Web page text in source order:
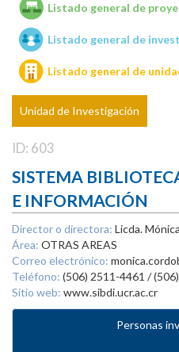
Unidades de
Listado general de
Listado general de
Listado general de
Unidad de Investigación
ID: 603
SISTEMA
E INFORMACIÓN
Director o directora: Licda.
Área: OTRAS AREAS
Correo electrónico:
Teléfono: (506) 2511-4461 /
Sitio web: www.sibdi.ucr.ac.cr
Personas